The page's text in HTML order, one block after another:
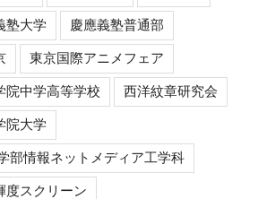
塾大学 慶應義塾普通部
東京国際アニメフェア
院中学高等学校 西洋紋章研究会
院大学
部情報ネットメディア工学科
度スクリーン